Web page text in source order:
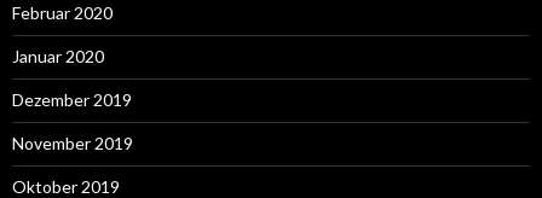
Februar 2020
Januar 2020
Dezember 2019
November 2019
Oktober 2019